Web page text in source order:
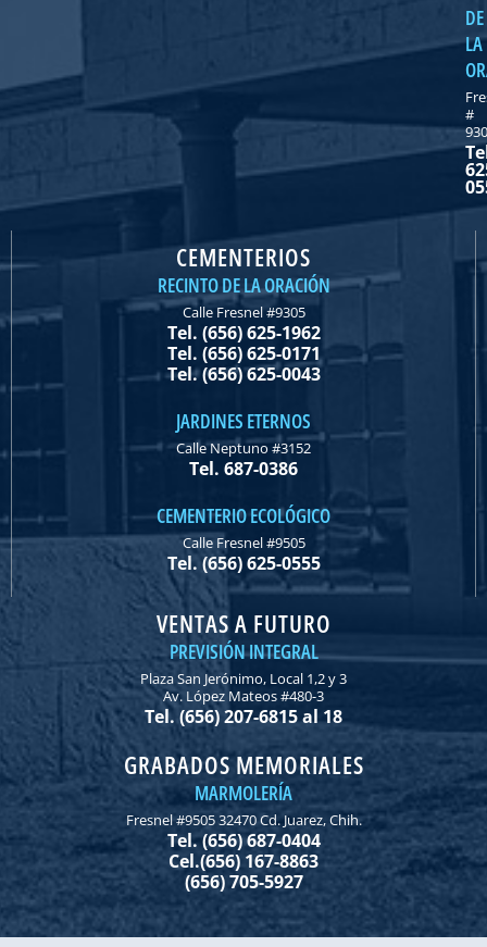
DE
LA
#
CEMENTERIOS
RECINTO DE LA ORACIÓN
Calle Fresnel #9305
Tel. (656) 625-1962
Tel. (656) 625-0171
Tel. (656) 625-0043
JARDINES ETERNOS
Calle Neptuno #3152
Tel. 687-0386
CEMENTERIO ECOLÓGICO
Calle Fresnel #9505
Tel. (656) 625-0555
VENTAS A FUTURO
PREVISIÓN INTEGRAL
Plaza San Jerónimo, Local 1,2 y 3
Av. López Mateos #480-3
Tel. (656) 207-6815 al 18
GRABADOS MEMORIALES
MARMOLERÍA
Fresnel #9505 32470 Cd. Juarez, Chih.
Tel. (656) 687-0404
Cel.(656) 167-8863
(656) 705-5927